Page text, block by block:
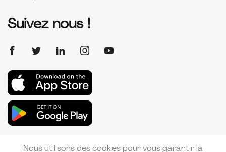
Suivez nous !
Nous utilisons des cookies pour vous garantir la